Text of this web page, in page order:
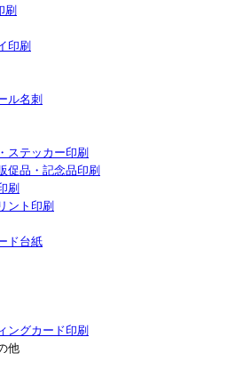
刷
印刷
ル名刺
ステッカー印刷
促品・記念品印刷
刷
ント印刷
ド台紙
ングカード印刷
他